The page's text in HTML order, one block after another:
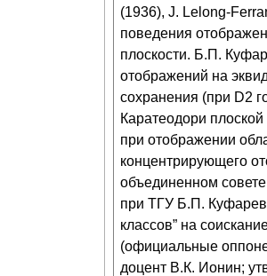
(1936), J. Lelong-
поведения
плоскости. Б.П.
отображений на
сохранения (при D2
Каратеодори
при отображении
концентрирующего
объединенном
при ТГУБ.П. Куфарев
классов” на
(официальные
доцент В.К. Ионин;